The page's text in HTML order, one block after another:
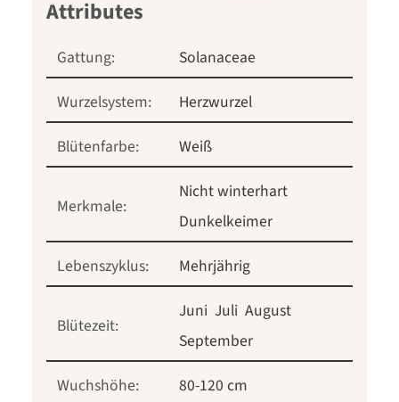
Gattung:
Solanaceae
Wurzelsystem:
Herzwurzel
Blütenfarbe:
Weiß
Merkmale:
Nicht winterhart
Dunkelkeimer
Lebenszyklus:
Mehrjährig
Blütezeit:
Juni Juli August
September
Wuchshöhe:
80-120 cm